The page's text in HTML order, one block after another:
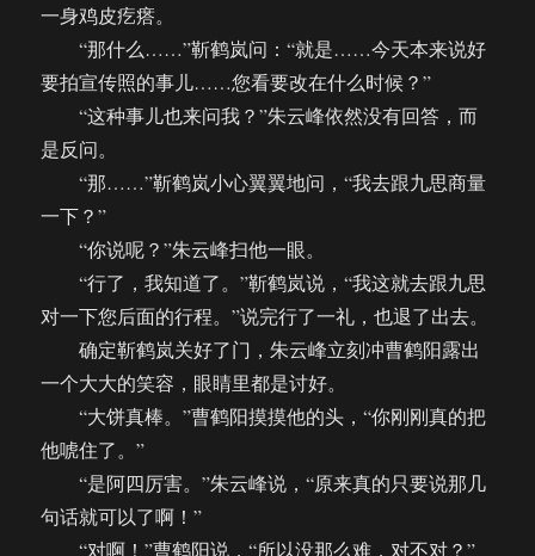
一身鸡皮疙瘩。
“那什么……”靳鹤岚问：“就是……今天本来说好
要拍宣传照的事儿……您看要改在什么时候？”
“这种事儿也来问我？”朱云峰依然没有回答，而
是反问。
“那……”靳鹤岚小心翼翼地问，“我去跟九思商量
一下？”
“你说呢？”朱云峰扫他一眼。
“行了，我知道了。”靳鹤岚说，“我这就去跟九思
对一下您后面的行程。”说完行了一礼，也退了出去。
确定靳鹤岚关好了门，朱云峰立刻冲曹鹤阳露出
一个大大的笑容，眼睛里都是讨好。
“大饼真棒。”曹鹤阳摸摸他的头，“你刚刚真的把
他唬住了。”
“是阿四厉害。”朱云峰说，“原来真的只要说那几
句话就可以了啊！”
“对啊！”曹鹤阳说，“所以没那么难，对不对？”